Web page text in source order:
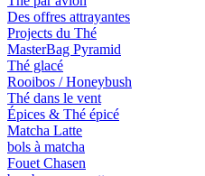
Des offres attrayantes
Projects du Thé
MasterBag Pyramid
Thé glacé
Rooibos / Honeybush
Thé dans le vent
Épices & Thé épicé
Matcha Latte
bols à matcha
Fouet Chasen